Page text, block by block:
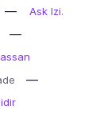
—
Ask Izi.
—
—